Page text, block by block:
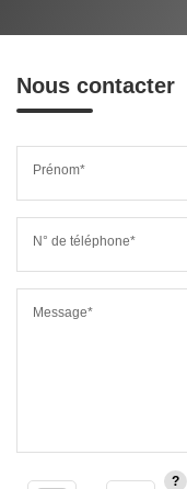
Nous contacter
Prénom*
N° de téléphone*
Message*